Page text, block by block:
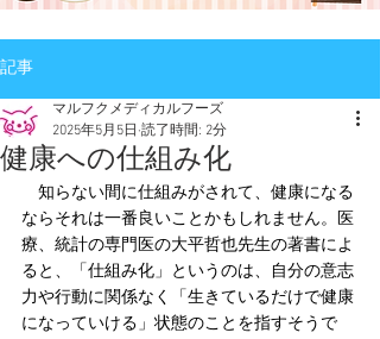
記事
健康への仕組み化
マルフクメディカルフーズ
2025年5月5日 読了時間: 2分
知らない間に仕組みがされて、健康になる
ならそれは一番良いことかもしれません。医
療、統計の専門医の大平哲也先生の著書によ
ると、「仕組み化」というのは、自分の意志
力や行動に関係なく「生きているだけで健康
になっていける」状態のことを指すそうで